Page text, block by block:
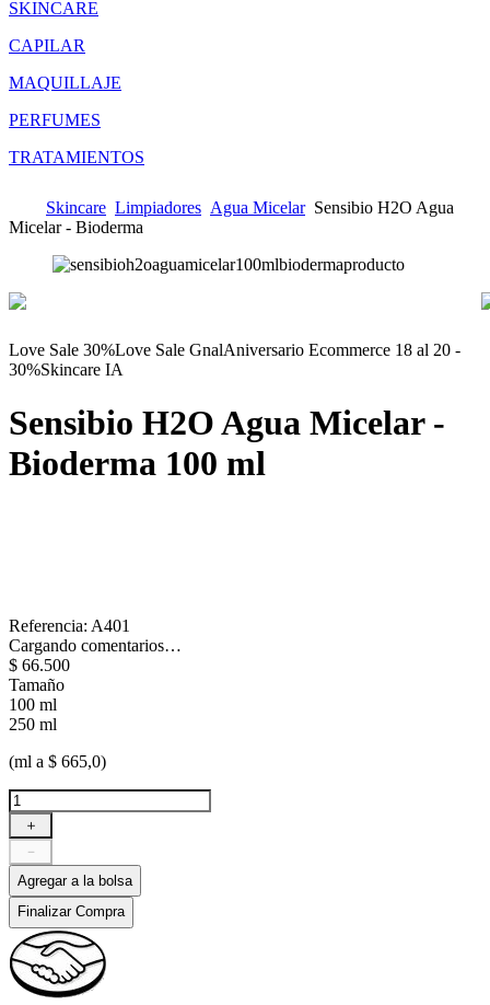
SKINCARE
CAPILAR
MAQUILLAJE
PERFUMES
TRATAMIENTOS
Skincare Limpiadores Agua Micelar Sensibio H2O Agua
Micelar - Bioderma
Love Sale 30%Love Sale GnalAniversario Ecommerce 18 al 20 -
30%Skincare IA
Sensibio H2O Agua Micelar -
Bioderma 100 ml
Referencia: A401
Cargando comentarios…
$ 66.500
Tamaño
100 ml
250 ml
(ml a $ 665,0)
＋
－
Agregar a la bolsa
Finalizar Compra